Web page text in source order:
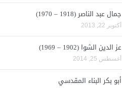
جمال عبد الناصر (1918 – 1970)
أكتوبر 22, 2013
عز الدين الشوا (1902 – 1969)
أغسطس 25, 2014
أبو بكر البناء المقدسي